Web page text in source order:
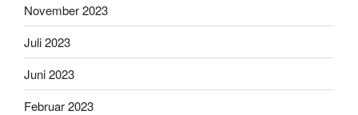
November 2023
Juli 2023
Juni 2023
Februar 2023